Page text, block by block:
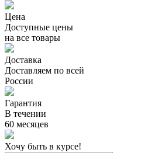
Цена
Доступные цены
на все товары
Доставка
Доставляем по всей
России
Гарантия
В течении
60 месяцев
Хочу быть в курсе!